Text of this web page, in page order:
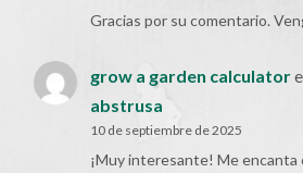
Gracias por su comentario.
grow a garden calculator
abstrusa
10 de septiembre de 2025
¡Muy interesante! Me encanta